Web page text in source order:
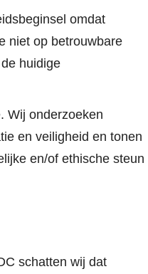
omdat
niet op betrouwbare
huidige
Wij onderzoeken
en veiligheid en tonen
en/of ethische steun
schatten wij dat